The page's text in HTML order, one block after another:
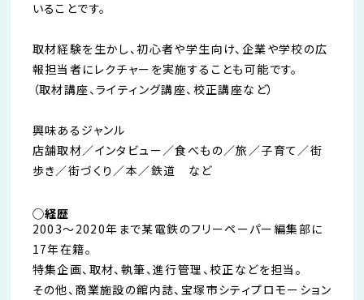
いることです。
取材経験を生かし、初心者や学生向け、企業や学校の広
報担当者にレクチャーを実施することも可能です。
（取材講座、ライティング講座、校正講座など）
興味あるジャンル
店舗取材／インタビュー／食べもの／旅／子育て／街
歩き／街づくり／本／鉄道 など
◯経歴
2003〜2020年まで某電鉄のフリーペーパー編集部に
17年在籍。
特集企画、取材、執筆、進行管理、校正などを担当。
その他、商業施設の館内誌、宝塚市シティプロモーション